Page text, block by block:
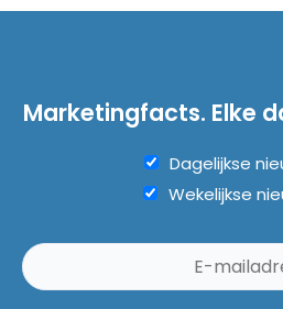
Marketingfacts. Elke
Dagelijkse
Wekelijkse